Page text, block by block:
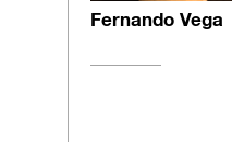
Fernando Vega